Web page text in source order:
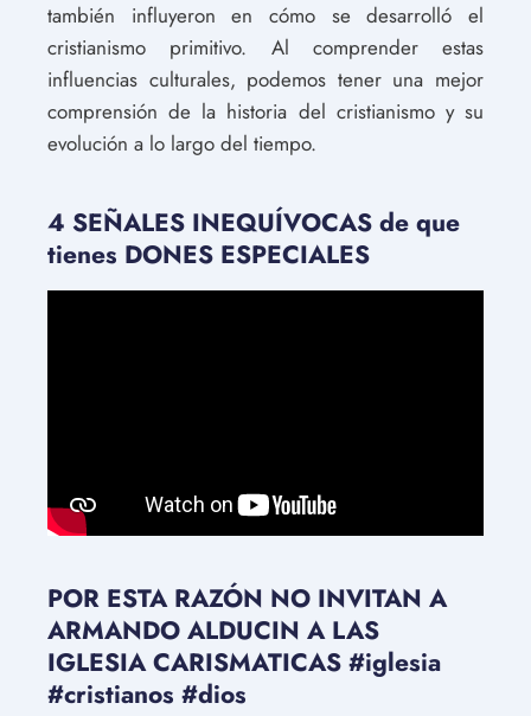
también influyeron en cómo se desarrolló el
cristianismo primitivo. Al comprender estas
influencias culturales, podemos tener una mejor
comprensión de la historia del cristianismo y su
evolución a lo largo del tiempo.
4 SEÑALES INEQUÍVOCAS de que
tienes DONES ESPECIALES
POR ESTA RAZÓN NO INVITAN A
ARMANDO ALDUCIN A LAS
IGLESIA CARISMATICAS #iglesia
#cristianos #dios